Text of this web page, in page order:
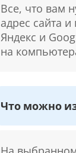
Все, что вам
адрес сайта
Яндекс и
на
Что можно